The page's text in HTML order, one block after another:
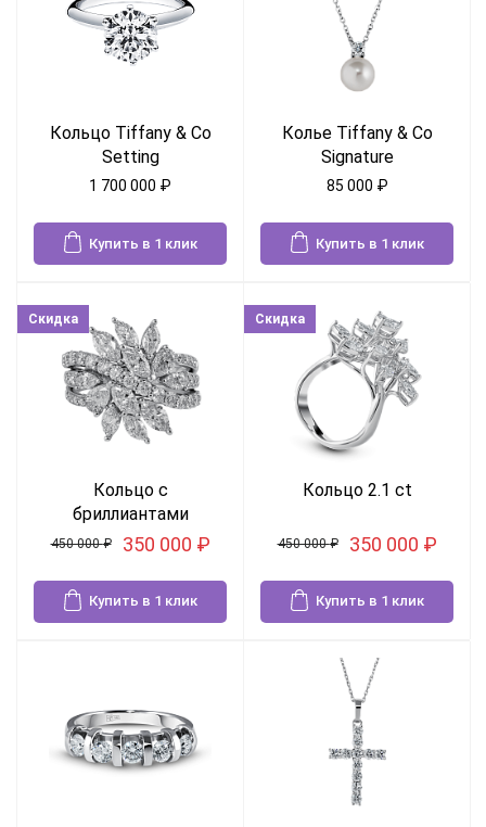
Кольцо Tiffany & Co
Setting
1 700 000 ₽
Купить в 1 клик
Колье Tiffany & Co
Signature
85 000 ₽
Купить в 1 клик
Скидка
Кольцо с
бриллиантами
450 000₽ 350 000 ₽
Купить в 1 клик
Скидка
Кольцо 2.1 ct
450 000₽ 350 000 ₽
Купить в 1 клик